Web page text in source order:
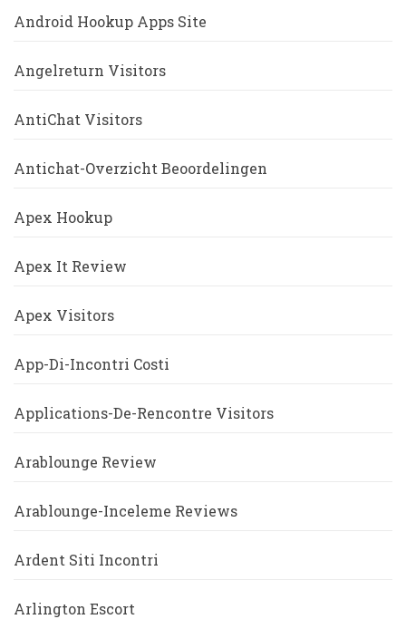
Android Hookup Apps Site
Angelreturn Visitors
AntiChat Visitors
Antichat-Overzicht Beoordelingen
Apex Hookup
Apex It Review
Apex Visitors
App-Di-Incontri Costi
Applications-De-Rencontre Visitors
Arablounge Review
Arablounge-Inceleme Reviews
Ardent Siti Incontri
Arlington Escort